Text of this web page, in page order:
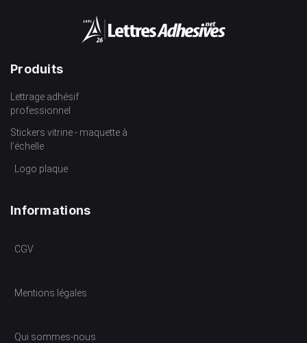
Produits
Lettrage adhésif
professionnel
Stickers vitrine - maquette à
l’échelle
Logo plaque
Informations
CGV
Mentions légales
Qui sommes-nous